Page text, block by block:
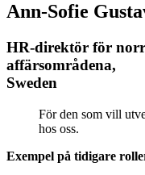
Ann-Sofie
HR-direktör för
affärsområdena,
Sweden
För den som vill
hos oss.
Exempel på tidigare